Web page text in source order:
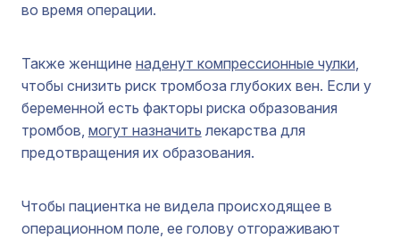
во время операции.
Также женщине наденут компрессионные чулки,
чтобы снизить риск тромбоза глубоких вен. Если у
беременной есть факторы риска образования
тромбов, могут назначить лекарства для
предотвращения их образования.
Чтобы пациентка не видела происходящее в
операционном поле, ее голову отгораживают